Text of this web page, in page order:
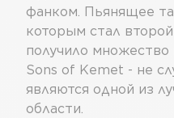
фанком. Пьянящее
которым стал
получило множество
Sons of Kemet - не
являются одной из
области.